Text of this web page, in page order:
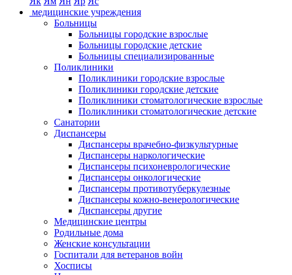
медицинские учреждения
Больницы
Больницы городские взрослые
Больницы городские детские
Больницы специализированные
Поликлиники
Поликлиники городские взрослые
Поликлиники городские детские
Поликлиники стоматологические взрослые
Поликлиники стоматологические детские
Санатории
Диспансеры
Диспансеры врачебно-физкультурные
Диспансеры наркологические
Диспансеры психоневрологические
Диспансеры онкологические
Диспансеры противотуберкулезные
Диспансеры кожно-венерологические
Диспансеры другие
Медицинские центры
Родильные дома
Женские консультации
Госпитали для ветеранов войн
Хосписы